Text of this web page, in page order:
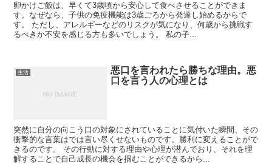
卵かけご飯は、早くて3歳頃から安心して食べさせることができま
す。なぜなら、子供の免疫機能は3歳ごろから発達し始めるからで
す。 ただし、アレルギーなどのリスクが気になり、何歳から挑戦す
るべきか不安を感じる方も多いでしょう。 私の子...
生活
悪口を言われたら勝ちな理由。悪
口を言う人の心理とは
突然に自分の向こう口の対象にされていることに気付いた瞬間、その
衝撃的な言葉はでは言い尽くせないものです。勝利に変えることがで
きるのです。 その行動に対する理由や心理が潜んでおり、それを理
解することで自己成長の機会を掴むことができるから...